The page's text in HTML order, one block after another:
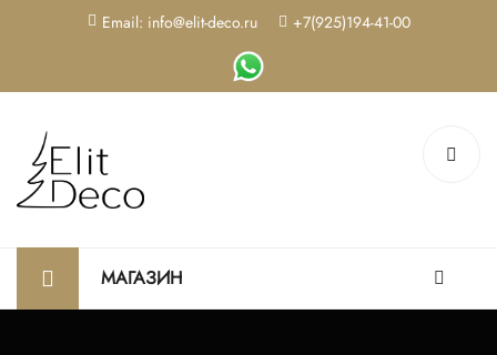
Email: info@elit-deco.ru +7(925)194-41-00
МАГАЗИН